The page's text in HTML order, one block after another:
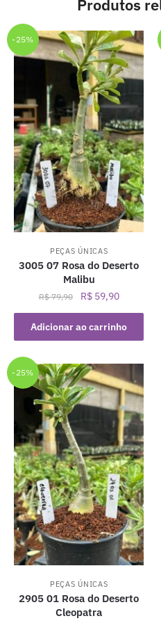
Produtos
-25%
PEÇAS ÚNICAS
3005 07 Rosa do Deserto
Malibu
R$79,90
O
preço
original
era:
R$59,90O
preço
atual
é:
Adicionar ao carrinho
-25%
PEÇAS ÚNICAS
2905 01 Rosa do Deserto
Cleopatra